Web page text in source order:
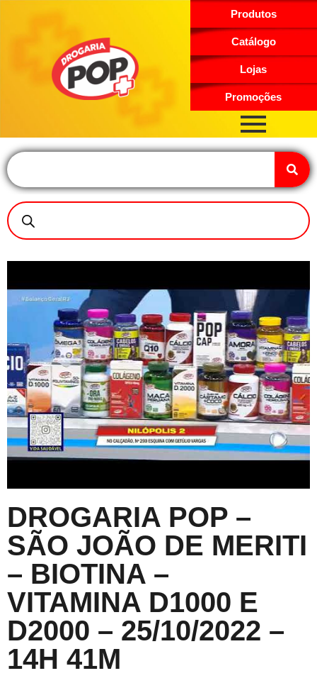
Produtos
Catálogo
Lojas
Promoções
DROGARIA POP –
SÃO JOÃO DE MERITI
– BIOTINA –
VITAMINA D1000 E
D2000 – 25/10/2022 –
14H 41M